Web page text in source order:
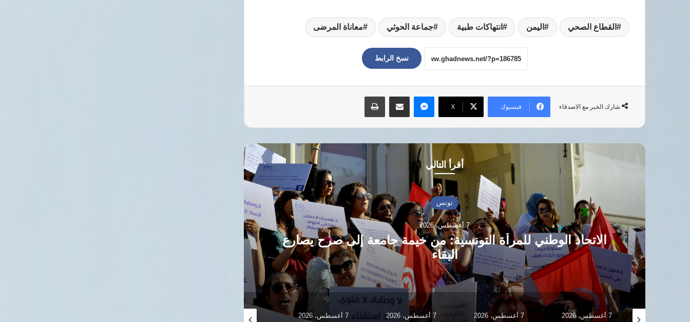
القطاع الصحي اليمن انتهاكات طبية جماعة الحوثي معاناة المرضى
نسخ الرابط
شارك الخبر مع الاصدقاء فيسبوك ‫X
ماسنجر مشاركة عبر البريد طباعة
أقرأ التالي
7 أغسطس، 2026
التونسية: من خيمة جامعة إلى صرح يصارع
البقاء
7 أغسطس، 2026
تفاقم الأزمة الاقتصادية في إيران يدفع النساء لبيع البويضات وتأجير
7 أغسطس، 2026 7 أغسطس، 2026 7 أغسطس، 2026 7 أغسطس، 2026